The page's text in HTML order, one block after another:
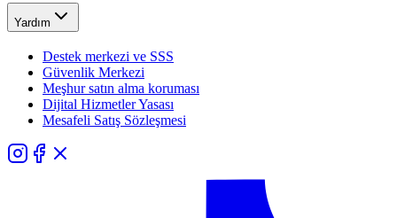
Yardım
Destek merkezi ve SSS
Güvenlik Merkezi
Meşhur satın alma koruması
Dijital Hizmetler Yasası
Mesafeli Satış Sözleşmesi